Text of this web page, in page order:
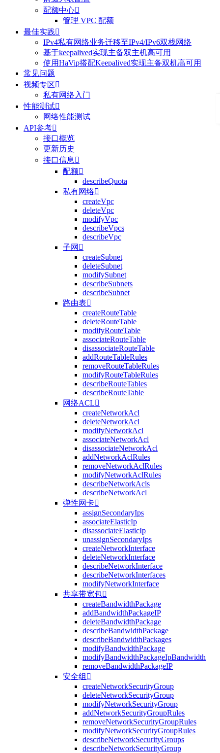
配额中心
管理 VPC 配额
最佳实践
IPv4私有网络业务迁移至IPv4/IPv6双栈网络
基于keepalived实现主备双主机高可用
使用HaVip搭配Keepalived实现主备双机高可用
常见问题
视频专区
私有网络入门
性能测试
网络性能测试
API参考
接口概览
更新历史
接口信息 
配额
describeQuota
私有网络
createVpc
deleteVpc
modifyVpc
describeVpcs
describeVpc
子网 
createSubnet
deleteSubnet
modifySubnet
describeSubnets
describeSubnet
路由表
createRouteTable
deleteRouteTable
modifyRouteTable
associateRouteTable
disassociateRouteTable
addRouteTableRules
removeRouteTableRules
modifyRouteTableRules
describeRouteTables
describeRouteTable
网络ACL
createNetworkAcl
deleteNetworkAcl
modifyNetworkAcl
associateNetworkAcl
disassociateNetworkAcl
addNetworkAclRules
removeNetworkAclRules
modifyNetworkAclRules
describeNetworkAcls
describeNetworkAcl
弹性网卡
assignSecondaryIps
associateElasticIp
disassociateElasticIp
unassignSecondaryIps
createNetworkInterface
deleteNetworkInterface
describeNetworkInterface
describeNetworkInterfaces
modifyNetworkInterface
共享带宽包
createBandwidthPackage
addBandwidthPackageIP
deleteBandwidthPackage
describeBandwidthPackage
describeBandwidthPackages
modifyBandwidthPackage
modifyBandwidthPackageIpBandwidth
removeBandwidthPackageIP
安全组 
createNetworkSecurityGroup
deleteNetworkSecurityGroup
modifyNetworkSecurityGroup
addNetworkSecurityGroupRules
removeNetworkSecurityGroupRules
modifyNetworkSecurityGroupRules
describeNetworkSecurityGroups
describeNetworkSecurityGroup